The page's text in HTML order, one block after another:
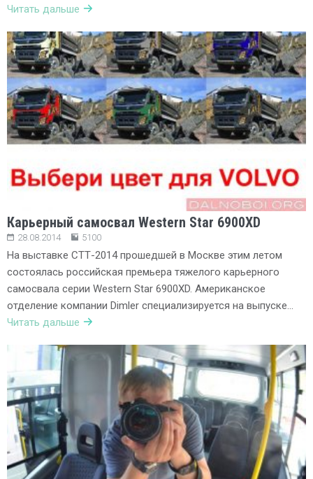
Читать дальше
Карьерный самосвал Western Star 6900XD
28.08.2014 5100
На выставке СТТ-2014 прошедшей в Москве этим летом
состоялась российская премьера тяжелого карьерного
самосвала серии Western Star 6900XD. Американское
отделение компании Dimler специализируется на выпуске…
Читать дальше